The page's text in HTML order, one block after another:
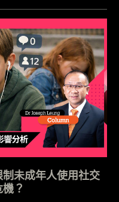
未成年人使用社交
？